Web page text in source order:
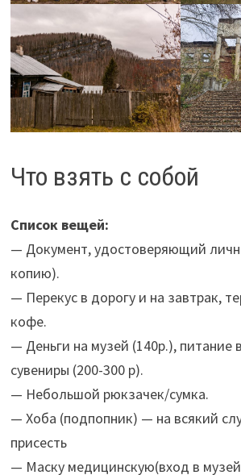
Что взять с собой
Список вещей:
— Документ, удостоверяющий
копию).
— Перекус в дорогу и на завтрак,
кофе.
— Деньги на музей (140р.), питание
сувениры (200-300 р).
— Небольшой рюкзачек/сумка.
— Хоба (подпопник) — на всякий
присесть
— Маску медицинскую(вход в